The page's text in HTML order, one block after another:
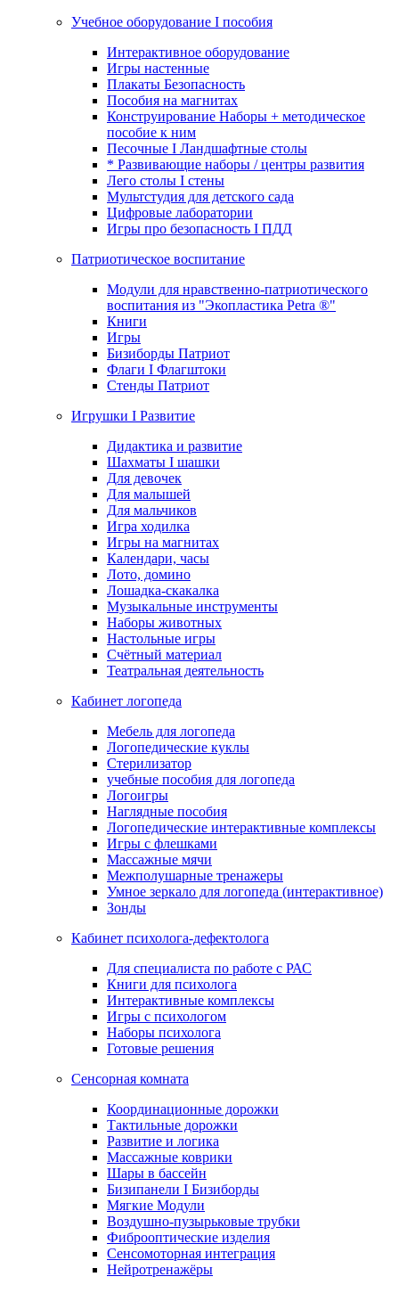
Учебное оборудование I пособия
Интерактивное оборудование
Игры настенные
Плакаты Безопасность
Пособия на магнитах
Конструирование Наборы + методическое
пособие к ним
Песочные I Ландшафтные столы
* Развивающие наборы / центры развития
Лего столы I стены
Мультстудия для детского сада
Цифровые лаборатории
Игры про безопасность I ПДД
Патриотическое воспитание
Модули для нравственно-патриотического
воспитания из "Экопластика Petra ®"
Книги
Игры
Бизиборды Патриот
Флаги I Флагштоки
Стенды Патриот
Игрушки I Развитие
Дидактика и развитие
Шахматы I шашки
Для девочек
Для малышей
Для мальчиков
Игра ходилка
Игры на магнитах
Календари, часы
Лото, домино
Лошадка-скакалка
Музыкальные инструменты
Наборы животных
Настольные игры
Счётный материал
Театральная деятельность
Кабинет логопеда
Мебель для логопеда
Логопедические куклы
Стерилизатор
учебные пособия для логопеда
Логоигры
Наглядные пособия
Логопедические интерактивные комплексы
Игры с флешками
Массажные мячи
Межполушарные тренажеры
Умное зеркало для логопеда (интерактивное)
Зонды
Кабинет психолога-дефектолога
Для специалиста по работе с РАС
Книги для психолога
Интерактивные комплексы
Игры с психологом
Наборы психолога
Готовые решения
Сенсорная комната
Координационные дорожки
Тактильные дорожки
Развитие и логика
Массажные коврики
Шары в бассейн
Бизипанели I Бизиборды
Мягкие Модули
Воздушно-пузырьковые трубки
Фиброоптические изделия
Сенсомоторная интеграция
Нейротренажёры